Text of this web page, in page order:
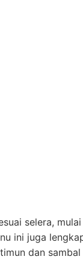
selera,
ini juga
dan